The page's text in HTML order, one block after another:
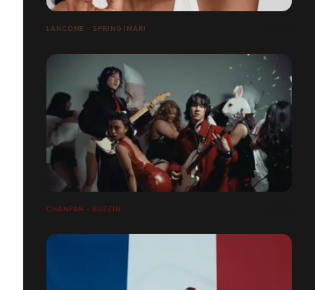
LANCÔME - SPRING IMARI
CHANPAN - BUZZIN